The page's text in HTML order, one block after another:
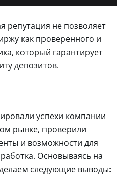
репутация не позволяет
как проверенного и
который гарантирует
депозитов.
успехи компании
рынке, проверили
и возможности для
Основываясь на
следующие выводы: